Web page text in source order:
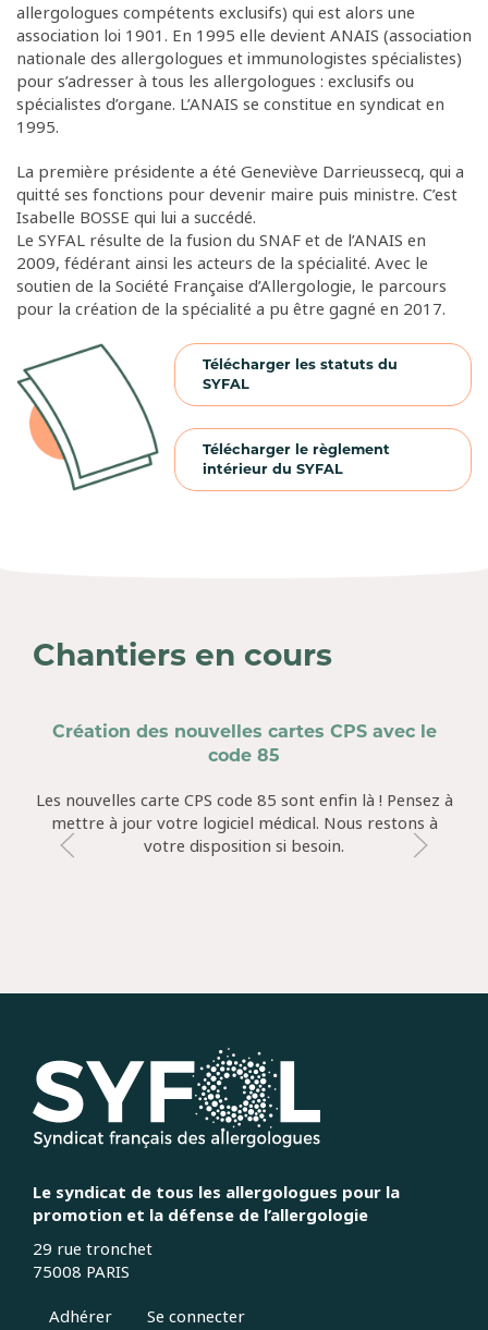
allergologues compétents exclusifs) qui est alors une
association loi 1901. En 1995 elle devient ANAIS (association
nationale des allergologues et immunologistes spécialistes)
pour s’adresser à tous les allergologues : exclusifs ou
spécialistes d’organe. L’ANAIS se constitue en syndicat en
1995.
La première présidente a été Geneviève Darrieussecq, qui a
quitté ses fonctions pour devenir maire puis ministre. C’est
Isabelle BOSSE qui lui a succédé.
Le SYFAL résulte de la fusion du SNAF et de l’ANAIS en
2009, fédérant ainsi les acteurs de la spécialité. Avec le
soutien de la Société Française d’Allergologie, le parcours
pour la création de la spécialité a pu être gagné en 2017.
Télécharger les statuts du
SYFAL
Télécharger le règlement
intérieur du SYFAL
Chantiers en cours
Création des nouvelles cartes CPS avec le
code 85
Les nouvelles carte CPS code 85 sont enfin là ! Pensez à
mettre à jour votre logiciel médical. Nous restons à
votre disposition si besoin.
Le syndicat de tous les allergologues pour la
promotion et la défense de l’allergologie
29 rue tronchet
75008 PARIS
Adhérer
Se connecter